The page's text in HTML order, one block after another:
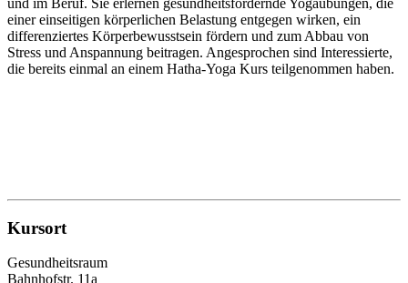
einer einseitigen körperlichen Belastung entgegen wirken, ein
differenziertes Körperbewusstsein fördern und zum Abbau von
Stress und Anspannung beitragen. Angesprochen sind Interessierte,
die bereits einmal an einem Hatha-Yoga Kurs teilgenommen haben.
Kursort
Gesundheitsraum
Bahnhofstr. 11a